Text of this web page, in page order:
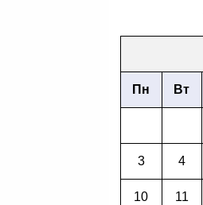
Пн Вт
3 4
10 11